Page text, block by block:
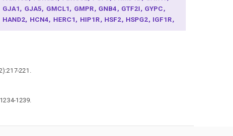
GJA1 GJA5 GMCL1 GMPR GNB4 GTF2I GYPC
HAND2 HCN4 HERC1 HIP1R HSF2 HSPG2 IGF1R
IL6R IRF2BPL JMJD1C KCND3 KCNH2 KCNJ5
NR3C1 NTMT2
SPATS2L SSPN SYNPO2L TAB2 TBX5 THRB
221.
1239.